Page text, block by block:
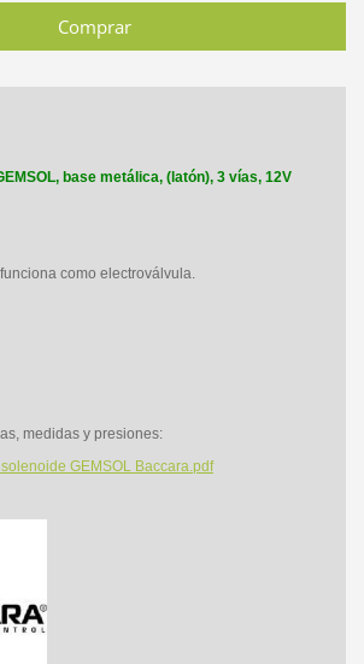
base metálica, (latón), 3 vías, 12V
como electroválvula.
medidas y presiones:
GEMSOL Baccara.pdf